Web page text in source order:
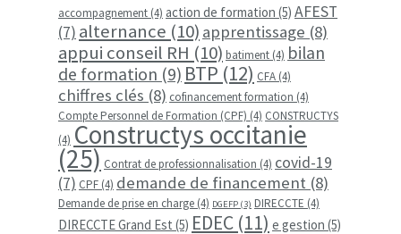
accompagnement (4) action de formation (5) AFEST
(7) alternance (10) apprentissage (8)
appui conseil RH (10) batiment (4) bilan
de formation (9) BTP (12) CFA (4)
chiffres clés (8) cofinancement formation (4)
Compte Personnel de Formation (CPF) (4) CONSTRUCTYS
(4) Constructys occitanie
(25) Contrat de professionnalisation (4) covid-19
(7) CPF (4) demande de financement (8)
Demande de prise en charge (4) DGEFP (3) DIRECCTE (4)
DIRECCTE Grand Est (5) EDEC (11) e gestion (5)